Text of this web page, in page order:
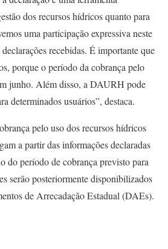
dos recursos hídricos quanto para
uma participação expressiva neste
recebidas. É importante que
porque o período da cobrança pelo
junho. Além disso, a DAURH pode
determinados usuários”, destaca.
pelo uso dos recursos hídricos
a partir das informações declaradas
do período de cobrança previsto para
serão posteriormente disponibilizados
de Arrecadação Estadual (DAEs).